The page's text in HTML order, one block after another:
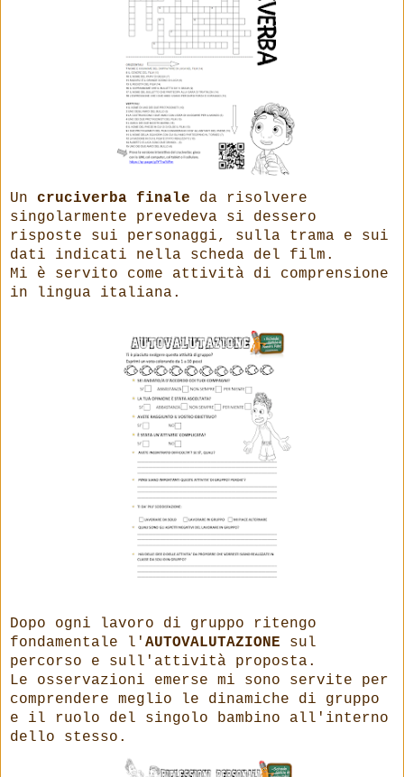
Un cruciverba finale da risolvere
singolarmente prevedeva si dessero
risposte sui personaggi, sulla trama e sui
dati indicati nella scheda del film.
Mi è servito come attività di comprensione
in lingua italiana.
Dopo ogni lavoro di gruppo ritengo
fondamentale l' AUTOVALUTAZIONE sul
percorso e sull'attività proposta.
Le osservazioni emerse mi sono servite per
comprendere meglio le dinamiche di gruppo
e il ruolo del singolo bambino all'interno
dello stesso.